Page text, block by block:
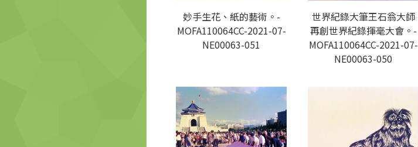
妙手生花、紙的藝術。-
MOFA110064CC-2021-07-
NE00063-051
世界紀錄大筆王石翁大師
再創世界紀錄揮毫大會。-
MOFA110064CC-2021-07-
NE00063-050